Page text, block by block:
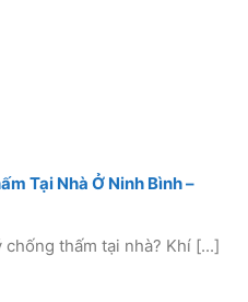
Tại Nhà Ở Ninh Bình –
thấm tại nhà? Khí [...]